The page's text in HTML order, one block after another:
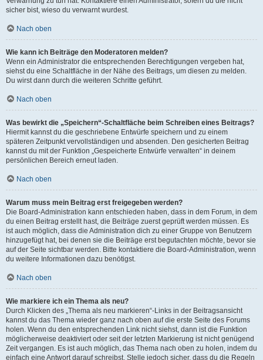
sicher bist, wieso du verwarnt wurdest.
Nach oben
Wie kann ich Beiträge den Moderatoren melden?
Wenn ein Administrator die entsprechenden Berechtigungen vergeben hat,
siehst du eine Schaltfläche in der Nähe des Beitrags, um diesen zu melden.
Du wirst dann durch die weiteren Schritte geführt.
Nach oben
Was bewirkt die „Speichern“-Schaltfläche beim Schreiben eines Beitrags?
Hiermit kannst du die geschriebene Entwürfe speichern und zu einem
späteren Zeitpunkt vervollständigen und absenden. Den gesicherten Beitrag
kannst du mit der Funktion „Gespeicherte Entwürfe verwalten“ in deinem
persönlichen Bereich erneut laden.
Nach oben
Warum muss mein Beitrag erst freigegeben werden?
Die Board-Administration kann entschieden haben, dass in dem Forum, in dem
du einen Beitrag erstellt hast, die Beiträge zuerst geprüft werden müssen. Es
ist auch möglich, dass die Administration dich zu einer Gruppe von Benutzern
hinzugefügt hat, bei denen sie die Beiträge erst begutachten möchte, bevor sie
auf der Seite sichtbar werden. Bitte kontaktiere die Board-Administration, wenn
du weitere Informationen dazu benötigst.
Nach oben
Wie markiere ich ein Thema als neu?
Durch Klicken des „Thema als neu markieren“-Links in der Beitragsansicht
kannst du das Thema wieder ganz nach oben auf die erste Seite des Forums
holen. Wenn du den entsprechenden Link nicht siehst, dann ist die Funktion
möglicherweise deaktiviert oder seit der letzten Markierung ist nicht genügend
Zeit vergangen. Es ist auch möglich, das Thema nach oben zu holen, indem du
einfach eine Antwort darauf schreibst. Stelle jedoch sicher, dass du die Regeln